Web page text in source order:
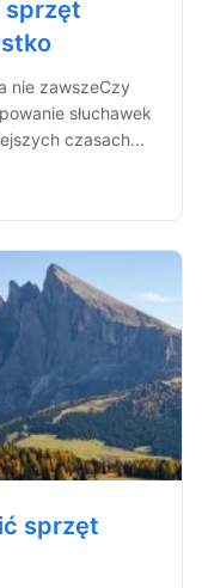
sprzęt
nie zawszeCzy
słuchawek
czasach...
sprzęt